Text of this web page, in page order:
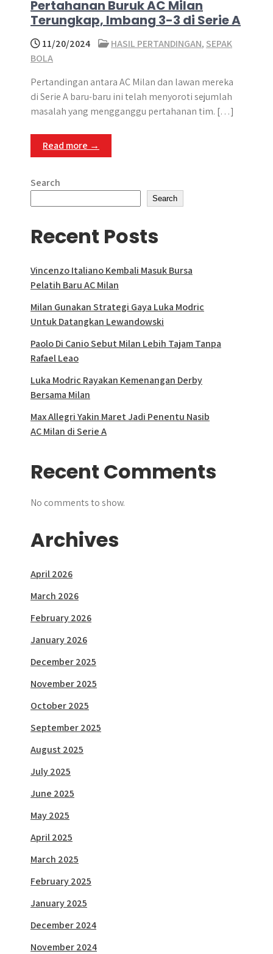
Pertahanan Buruk AC Milan
Terungkap, Imbang 3-3 di Serie A
11/20/2024 HASIL PERTANDINGAN, SEPAK
BOLA
Pertandingan antara AC Milan dan lawan mereka
di Serie A baru-baru ini telah menyoroti sejumlah
masalah yang mengganggu pertahanan tim. […]
Read more →
Search
Search
Recent Posts
Vincenzo Italiano Kembali Masuk Bursa
Pelatih Baru AC Milan
Milan Gunakan Strategi Gaya Luka Modric
Untuk Datangkan Lewandowski
Paolo Di Canio Sebut Milan Lebih Tajam Tanpa
Rafael Leao
Luka Modric Rayakan Kemenangan Derby
Bersama Milan
Max Allegri Yakin Maret Jadi Penentu Nasib
AC Milan di Serie A
Recent Comments
No comments to show.
Archives
April 2026
March 2026
February 2026
January 2026
December 2025
November 2025
October 2025
September 2025
August 2025
July 2025
June 2025
May 2025
April 2025
March 2025
February 2025
January 2025
December 2024
November 2024